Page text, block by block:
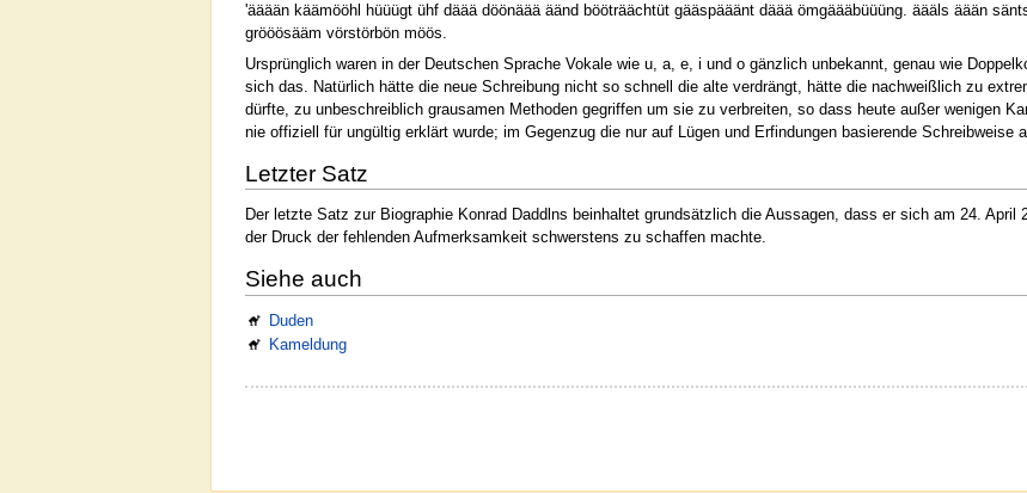
'ääään käämööhl hüüügt ühf däää döönäää äänd bööträächtüt gääspääänt däää ömgäääbüüüng. äääls äään
grööösääm vörstörbön möös.
Ursprünglich waren in der Deutschen Sprache Vokale wie u, a, e, i und o gänzlich unbekannt, genau wie
sich das. Natürlich hätte die neue Schreibung nicht so schnell die alte verdrängt, hätte die nachweißlich zu
dürfte, zu unbeschreiblich grausamen Methoden gegriffen um sie zu verbreiten, so dass heute außer wenigen
nie offiziell für ungültig erklärt wurde; im Gegenzug die nur auf Lügen und Erfindungen basierende Schreibweise
Letzter Satz
Der letzte Satz zur Biographie Konrad Daddlns beinhaltet grundsätzlich die Aussagen, dass er sich am 24.
der Druck der fehlenden Aufmerksamkeit schwerstens zu schaffen machte.
Siehe auch
Duden
Kameldung